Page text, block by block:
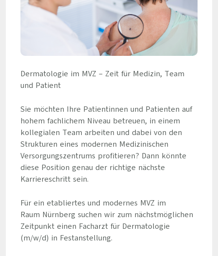
Dermatologie im MVZ – Zeit für Medizin, Team
und Patient
Sie möchten Ihre Patientinnen und Patienten auf
hohem fachlichem Niveau betreuen, in einem
kollegialen Team arbeiten und dabei von den
Strukturen eines modernen Medizinischen
Versorgungszentrums profitieren? Dann könnte
diese Position genau der richtige nächste
Karriereschritt sein.
Für ein etabliertes und modernes MVZ im
Raum Nürnberg suchen wir zum nächstmöglichen
Zeitpunkt einen Facharzt für Dermatologie
(m/w/d) in Festanstellung.